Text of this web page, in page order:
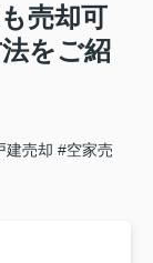
売却可
をご紹
建売却 #空家売